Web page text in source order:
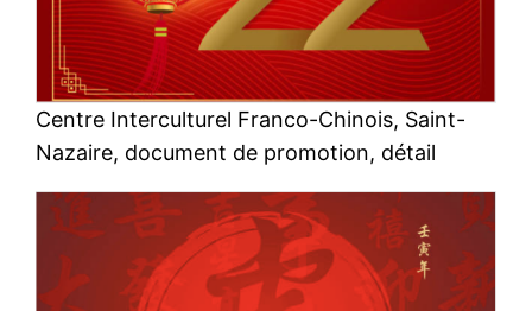
Centre Interculturel Franco-Chinois, Saint-
Nazaire, document de promotion, détail